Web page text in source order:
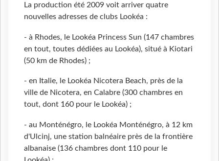
La production été 2009 voit arriver quatre
nouvelles adresses de clubs Lookéa :
- à Rhodes, le Lookéa Princess Sun (147 chambres
en tout, toutes dédiées au Lookéa), situé à Kiotari
(50 km de Rhodes) ;
- en Italie, le Lookéa Nicotera Beach, près de la
ville de Nicotera, en Calabre (300 chambres en
tout, dont 160 pour le Lookéa) ;
- au Monténégro, le Lookéa Monténégro, à 12 km
d'Ulcinj, une station balnéaire près de la frontière
albanaise (136 chambres dont 110 pour le